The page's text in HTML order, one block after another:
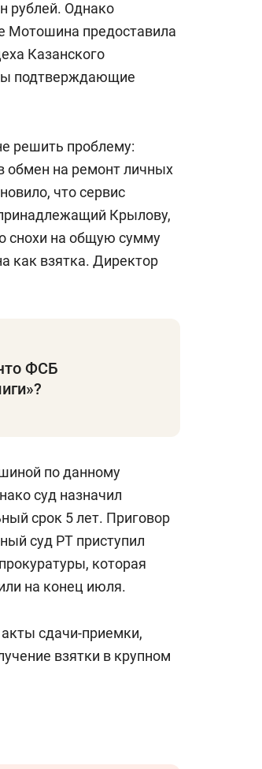
рублей. Однако
Мотошина предоставила
Казанского
подтверждающие
решить проблему:
обмен на ремонт личных
что сервис
Крылову,
снохи на общую сумму
как взятка. Директор
ФСБ
по данному
суд назначил
срок 5 лет. Приговор
суд РТ приступил
которая
на конец июля.
сдачи-приемки,
взятки в крупном